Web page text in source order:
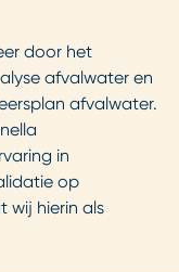
door het
afvalwater en
afvalwater.
in
op
wij hierin als